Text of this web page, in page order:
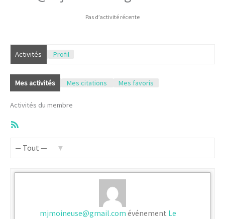
Pas d’activité récente
Activités Profil
Mes activités Mes citations Mes favoris
Activités du membre
mjmoineuse@gmail.com événement Le